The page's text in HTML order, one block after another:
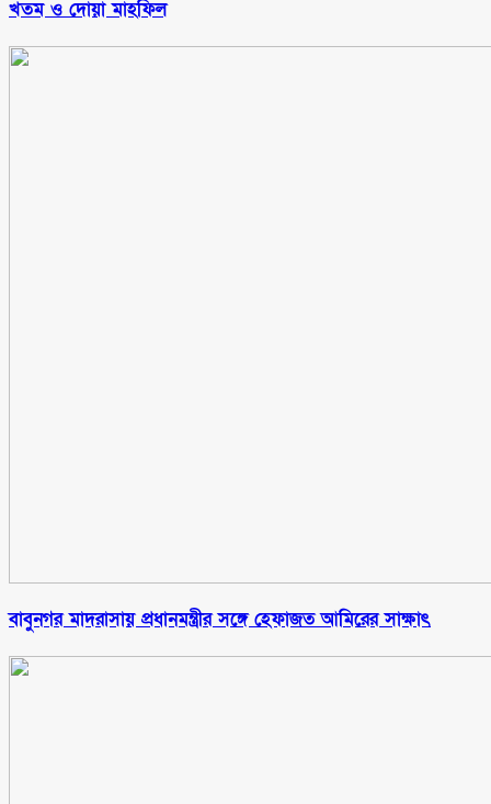
খতম ও দোয়া মাহফিল
বাবুনগর মাদরাসায় প্রধানমন্ত্রীর সঙ্গে হেফাজত আমিরের সাক্ষাৎ